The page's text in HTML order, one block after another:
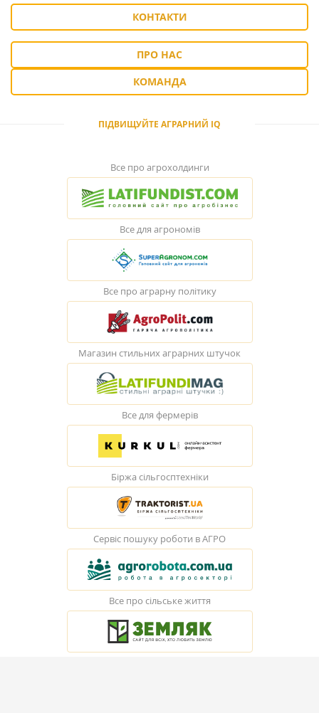
КОНТАКТИ
ПРО НАС
КОМАНДА
ПІДВИЩУЙТЕ АГРАРНИЙ IQ
Все про агрохолдинги
Все для агрономів
Все про аграрну політику
Магазин стильних аграрних штучок
Все для фермерів
Біржа сільгосптехніки
Сервіс пошуку роботи в АГРО
Все про сільське життя